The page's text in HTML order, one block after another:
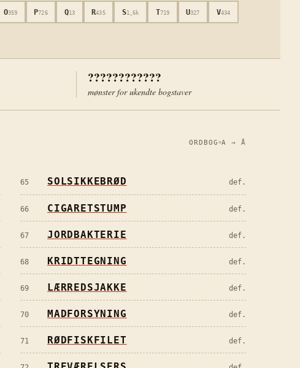
O359 P726 Q13 R435 S1,6k T719 U327 V434
????????????
mønster for ukendte bogstaver
ORDBOG A → Å
65 SOLSIKKEBRØD def.
66 CIGARETSTUMP def.
67 JORDBAKTERIE def.
68 KRIDTTEGNING def.
69 LÆRREDSJAKKE def.
70 MADFORSYNING def.
71 RØDFISKFILET def.